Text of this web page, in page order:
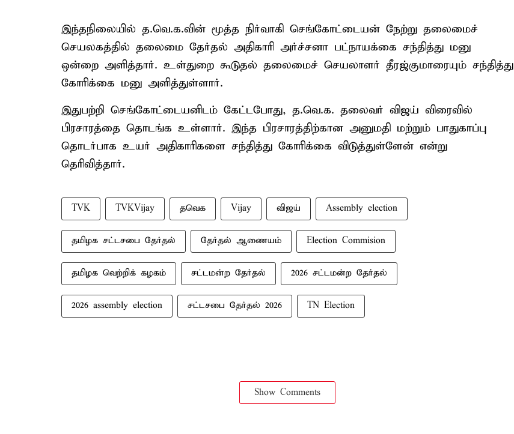
இந்தநிலையில் த.வெ.க.வின் மூத்த நிர்வாகி செங்கோட்டையன் நேற்று தலைமைச்
செயலகத்தில் தலைமை தேர்தல் அதிகாரி அர்ச்சனா பட்நாயக்கை சந்தித்து மனு
ஒன்றை அளித்தார். உள்துறை கூடுதல் தலைமைச் செயலாளர் தீரஜ்குமாரையும் சந்தித்து
கோரிக்கை மனு அளித்துள்ளார்.
இதுபற்றி செங்கோட்டையனிடம் கேட்டபோது, த.வெ.க. தலைவர் விஜய் விரைவில்
பிரசாரத்தை தொடங்க உள்ளார். இந்த பிரசாரத்திற்கான அனுமதி மற்றும் பாதுகாப்பு
தொடர்பாக உயர் அதிகாரிகளை சந்தித்து கோரிக்கை விடுத்துள்ளேன் என்று
தெரிவித்தார்.
TVK TVKVijay தவெக Vijay விஜய் Assembly election
தமிழக சட்டசபை தேர்தல் தேர்தல் ஆணையம் Election Commision
தமிழக வெற்றிக் கழகம் சட்டமன்ற தேர்தல் 2026 சட்டமன்ற தேர்தல்
2026 assembly election சட்டசபை தேர்தல் 2026 TN Election
Show Comments